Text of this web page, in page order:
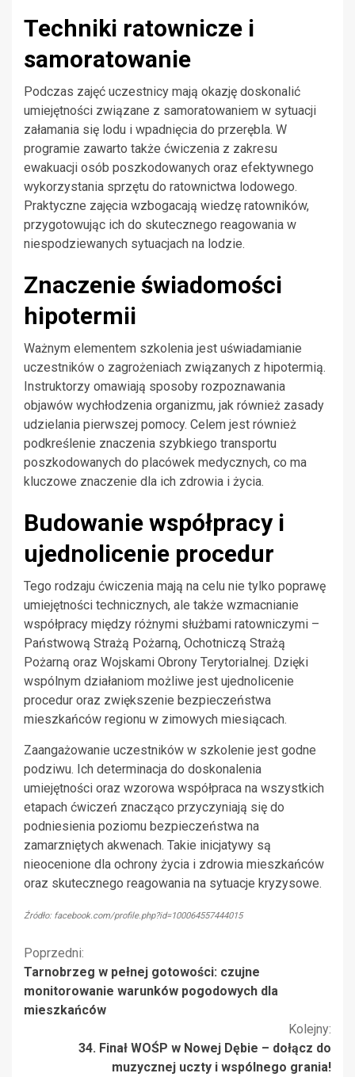
Techniki ratownicze i
samoratowanie
Podczas zajęć uczestnicy mają okazję doskonalić
umiejętności związane z samoratowaniem w sytuacji
załamania się lodu i wpadnięcia do przerębla. W
programie zawarto także ćwiczenia z zakresu
ewakuacji osób poszkodowanych oraz efektywnego
wykorzystania sprzętu do ratownictwa lodowego.
Praktyczne zajęcia wzbogacają wiedzę ratowników,
przygotowując ich do skutecznego reagowania w
niespodziewanych sytuacjach na lodzie.
Znaczenie świadomości
hipotermii
Ważnym elementem szkolenia jest uświadamianie
uczestników o zagrożeniach związanych z hipotermią.
Instruktorzy omawiają sposoby rozpoznawania
objawów wychłodzenia organizmu, jak również zasady
udzielania pierwszej pomocy. Celem jest również
podkreślenie znaczenia szybkiego transportu
poszkodowanych do placówek medycznych, co ma
kluczowe znaczenie dla ich zdrowia i życia.
Budowanie współpracy i
ujednolicenie procedur
Tego rodzaju ćwiczenia mają na celu nie tylko poprawę
umiejętności technicznych, ale także wzmacnianie
współpracy między różnymi służbami ratowniczymi –
Państwową Strażą Pożarną, Ochotniczą Strażą
Pożarną oraz Wojskami Obrony Terytorialnej. Dzięki
wspólnym działaniom możliwe jest ujednolicenie
procedur oraz zwiększenie bezpieczeństwa
mieszkańców regionu w zimowych miesiącach.
Zaangażowanie uczestników w szkolenie jest godne
podziwu. Ich determinacja do doskonalenia
umiejętności oraz wzorowa współpraca na wszystkich
etapach ćwiczeń znacząco przyczyniają się do
podniesienia poziomu bezpieczeństwa na
zamarzniętych akwenach. Takie inicjatywy są
nieocenione dla ochrony życia i zdrowia mieszkańców
oraz skutecznego reagowania na sytuacje kryzysowe.
Źródło: facebook.com/profile.php?id=100064557444015
Kontynuuj
czytanie
Poprzedni:
Tarnobrzeg w pełnej gotowości: czujne
monitorowanie warunków pogodowych dla
mieszkańców
Kolejny:
34. Finał WOŚP w Nowej Dębie – dołącz do
muzycznej uczty i wspólnego grania!